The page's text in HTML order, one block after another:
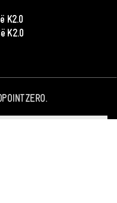
K2.0
K2.0